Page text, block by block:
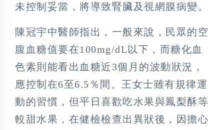
未控制妥當，將導致腎臟及視網膜病變。
陳冠宇中醫師指出，一般來說，民眾的空
腹血糖值要在100mg/dL以下，而糖化血
色素則能看出血糖近3個月的波動狀況，
應控制在6至6.5％間。王女士雖有規律運
動的習慣，但平日喜歡吃水果與鳳梨酥等
較甜水果，在健檢檢查出異狀後，因擔心